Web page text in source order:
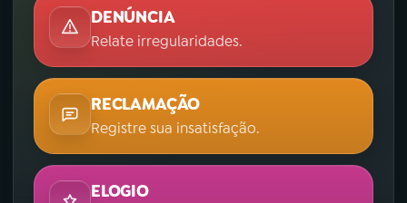
DENÚNCIA
Relate irregularidades.
RECLAMAÇÃO
Registre sua insatisfação.
ELOGIO